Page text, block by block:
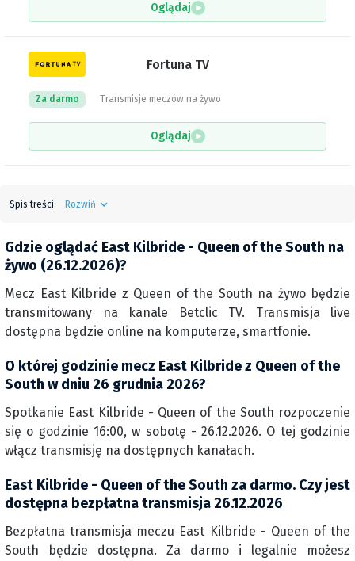
Oglądaj
Fortuna TV
Transmisje meczów na żywo
Za darmo
Oglądaj
Spis treści Rozwiń
Gdzie oglądać East Kilbride - Queen of the South na
żywo (26.12.2026)?
Mecz East Kilbride z Queen of the South na żywo będzie
transmitowany na kanale Betclic TV. Transmisja live
dostępna będzie online na komputerze, smartfonie.
O której godzinie mecz East Kilbride z Queen of the
South w dniu 26 grudnia 2026?
Spotkanie East Kilbride - Queen of the South rozpoczenie
się o godzinie 16:00, w sobotę - 26.12.2026. O tej godzinie
włącz transmisję na dostępnych kanałach.
East Kilbride - Queen of the South za darmo. Czy jest
dostępna bezpłatna transmisja 26.12.2026
Bezpłatna transmisja meczu East Kilbride - Queen of the
South będzie dostępna. Za darmo i legalnie możesz